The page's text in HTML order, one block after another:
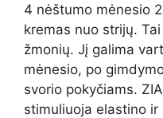
4 nėštumo mėnesio
kremas nuo strijų.
žmonių. Jį galima
mėnesio, po
svorio pokyčiams.
stimuliuoja elastino